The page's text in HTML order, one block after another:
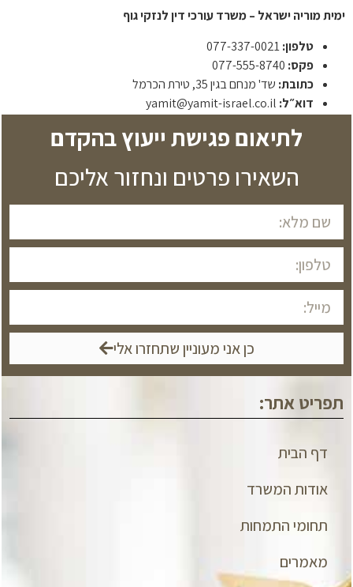
ימית מוריה ישראל – משרד עורכי דין לנזקי גוף
טלפון:
פקס:
כתובת: שד' מנחם בגין 35, טירת הכרמל
דוא״ל:
לתיאום פגישת ייעוץ בהקדם
השאירו פרטים ונחזור אליכם
כן אני מעוניין שתחזרו אלי
תפריט אתר:
דף הבית
אודות המשרד
תחומי התמחות
מאמרים